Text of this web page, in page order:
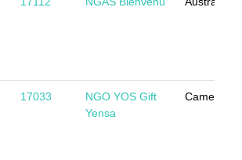
17033
NGO YOS Gift
Yensa
Cameroun